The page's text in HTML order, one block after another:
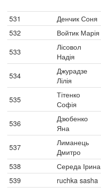
531 Денчик Соня
532
Войтик Марія
533
Лісовол
Надія
534
Джурадзе
Лілія
535
Тітенко
Софія
536
Дзюбенко
Яна
537
Лиманець
Дмитро
538
Середа Ірина
539
ruchka sasha